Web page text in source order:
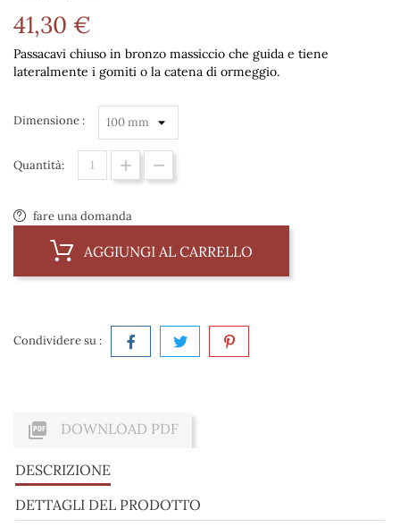
41,30 €
Passacavi chiuso in bronzo massiccio che guida e tiene
lateralmente i gomiti o la catena di ormeggio.
Dimensione :
Quantità:
fare una domanda
AGGIUNGI AL CARRELLO
Condividere su :
 DOWNLOAD PDF
DESCRIZIONE
DETTAGLI DEL PRODOTTO